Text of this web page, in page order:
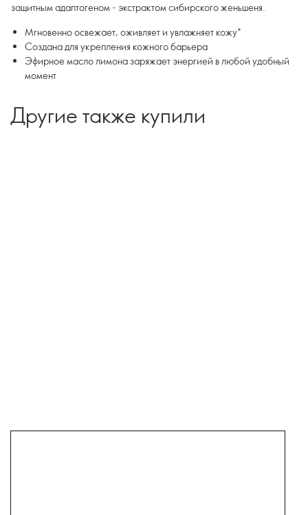
защитным адаптогеном - экстрактом сибирского женьшеня.
Мгновенно освежает, оживляет и увлажняет кожу*
Создана для укрепления кожного барьера
Эфирное масло лимона заряжает энергией в любой удобный
момент
Другие также купили